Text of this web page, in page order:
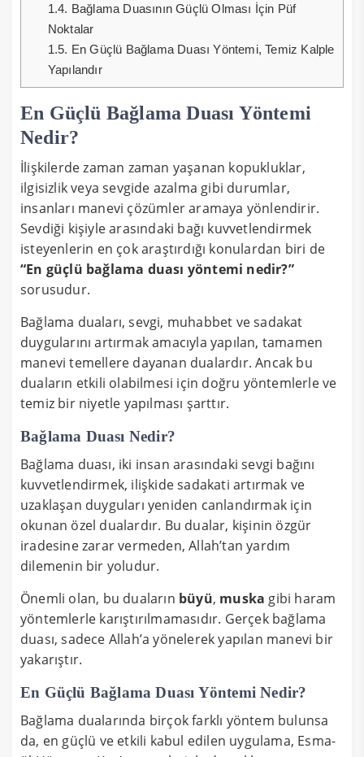
1.4. Bağlama Duasının Güçlü Olması İçin Püf
Noktalar
1.5. En Güçlü Bağlama Duası Yöntemi, Temiz Kalple
Yapılandır
En Güçlü Bağlama Duası Yöntemi
Nedir?
İlişkilerde zaman zaman yaşanan kopukluklar,
ilgisizlik veya sevgide azalma gibi durumlar,
insanları manevi çözümler aramaya yönlendirir.
Sevdiği kişiyle arasındaki bağı kuvvetlendirmek
isteyenlerin en çok araştırdığı konulardan biri de
“En güçlü bağlama duası yöntemi nedir?”
sorusudur.
Bağlama duaları, sevgi, muhabbet ve sadakat
duygularını artırmak amacıyla yapılan, tamamen
manevi temellere dayanan dualardır. Ancak bu
duaların etkili olabilmesi için doğru yöntemlerle ve
temiz bir niyetle yapılması şarttır.
Bağlama Duası Nedir?
Bağlama duası, iki insan arasındaki sevgi bağını
kuvvetlendirmek, ilişkide sadakati artırmak ve
uzaklaşan duyguları yeniden canlandırmak için
okunan özel dualardır. Bu dualar, kişinin özgür
iradesine zarar vermeden, Allah’tan yardım
dilemenin bir yoludur.
Önemli olan, bu duaların büyü, muska gibi haram
yöntemlerle karıştırılmamasıdır. Gerçek bağlama
duası, sadece Allah’a yönelerek yapılan manevi bir
yakarıştır.
En Güçlü Bağlama Duası Yöntemi Nedir?
Bağlama dualarında birçok farklı yöntem bulunsa
da, en güçlü ve etkili kabul edilen uygulama, Esma-